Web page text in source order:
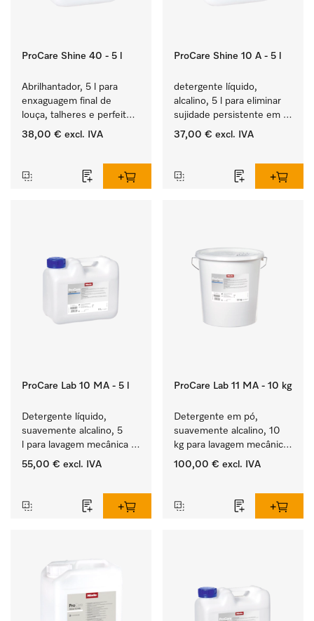
ProCare Shine 40 - 5 l
Abrilhantador, 5 l para
enxaguagem final de
louça, talheres e perfeito
para copos.
38,00 € excl. IVA
ProCare Shine 10 A - 5 l
detergente líquido,
alcalino, 5 l para eliminar
sujidade persistente em
louça, talheres e copos.
37,00 € excl. IVA
ProCare Lab 10 MA - 5 l
Detergente líquido,
suavemente alcalino, 5
l para lavagem mecânica
cuidada de vidraria e
55,00 € excl. IVA
ProCare Lab 11 MA - 10 kg
Detergente em pó,
suavemente alcalino, 10
kg para lavagem mecânica
cuidada de vidraria e
100,00 € excl. IVA